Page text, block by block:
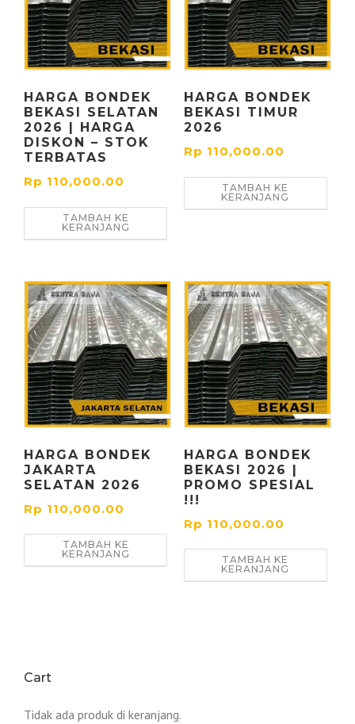
HARGA BONDEK
BEKASI SELATAN
2026 | HARGA
DISKON – STOK
TERBATAS
Rp 110,000.00
TAMBAH KE
KERANJANG
HARGA BONDEK
BEKASI TIMUR
2026
Rp 110,000.00
TAMBAH KE
KERANJANG
HARGA BONDEK
JAKARTA
SELATAN 2026
Rp 110,000.00
TAMBAH KE
KERANJANG
HARGA BONDEK
BEKASI 2026 |
PROMO SPESIAL
!!!
Rp 110,000.00
TAMBAH KE
KERANJANG
Cart
Tidak ada produk di keranjang.